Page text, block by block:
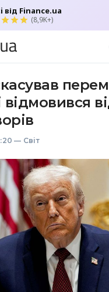
від Finance.ua
(8,9K+)
відмовився
— Світ